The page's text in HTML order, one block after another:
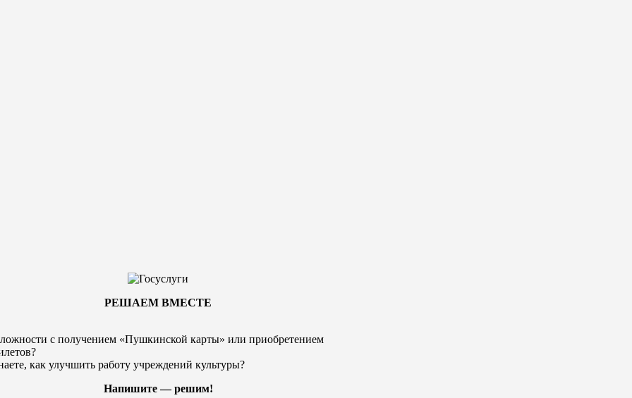
РЕШАЕМ ВМЕСТЕ
с получением «Пушкинской карты» или приобретением
как улучшить работу учреждений культуры?
Напишите — решим!